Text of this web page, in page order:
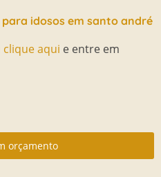
idosos em santo andré
clique aqui e entre em
orçamento